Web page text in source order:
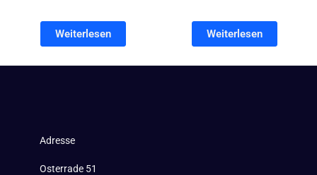
Weiterlesen Weiterlesen
Adresse
Osterrade 51